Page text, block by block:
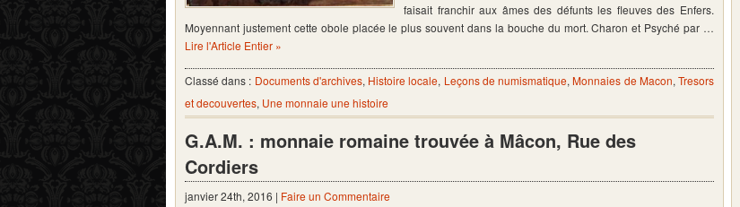
faisait franchir aux âmes des défunts les fleuves des Enfers.
Moyennant justement cette obole placée le plus souvent dans la bouche du mort. Charon et Psyché par …
Lire l'Article Entier »
Classé dans : Documents d'archives, Histoire locale, Leçons de numismatique,Monnaies de Macon,Tresors
et decouvertes, Une monnaie une histoire
G.A.M. : monnaie romaine trouvée à Mâcon, Rue des
Cordiers
janvier 24th, 2016 | Faire un Commentaire